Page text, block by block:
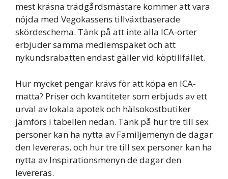
mest kräsna trädgårdsmästare kommer att vara
nöjda med Vegokassens tillväxtbaserade
skördeschema. Tänk på att inte alla ICA-orter
erbjuder samma medlemspaket och att
nykundsrabatten endast gäller vid köptillfället.
Hur mycket pengar krävs för att köpa en ICA-
matta? Priser och kvantiteter som erbjuds av ett
urval av lokala apotek och hälsokostbutiker
jämförs i tabellen nedan. Tänk på hur tre till sex
personer kan ha nytta av Familjemenyn de dagar
den levereras, och hur tre till sex personer kan ha
nytta av Inspirationsmenyn de dagar den
levereras.